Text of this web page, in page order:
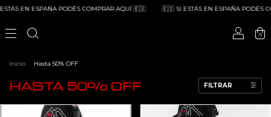
PODÉS COMPRAR AQUÍ 🇪🇸 🇪🇸 SI ESTÁS EN ESPAÑA PODÉS
0
Inicio Hasta 50% OFF
HASTA 50% OFF FILTRAR